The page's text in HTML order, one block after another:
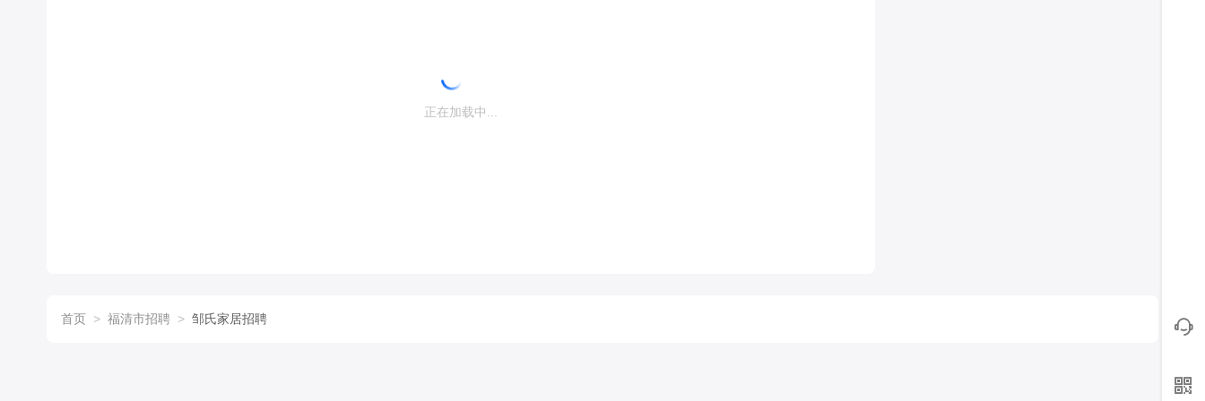
正在加载中...
首页 > 福清市招聘 > 邹氏家居招聘